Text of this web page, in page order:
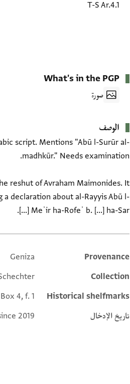
T-S Ar.4.1
What's in the PGP
صورة
الوصف
script. Mentions "Abū l-Surūr al-
reshut of Avraham Maimonides. It
declaration about al-Rayyis Abū l-
[...] Meʾir ha-Rofeʾ b. [...] ha-Sar.
Additional metadata
Provenance
Geniza
Collection
Historical shelfmarks
4, f. 1
تاريخ الإدخال
2019